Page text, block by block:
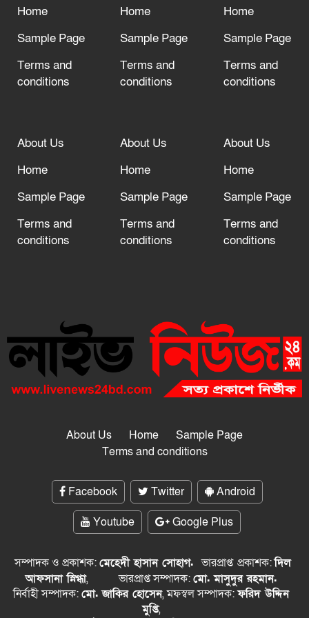
দরজা খোলা রেখেছেন
Home
Sample Page
Terms and
conditions
Home
Sample Page
Terms and
conditions
Home
Sample Page
Terms and
conditions
About Us
Home
Sample Page
Terms and
conditions
About Us
Home
Sample Page
Terms and
conditions
About Us
Home
Sample Page
Terms and
conditions
About Us Home
Sample Page
Terms and conditions
Facebook Twitter
Android
Youtube
Google Plus
সম্পাদক ও প্রকাশক:মেহেদী হাসান সোহাগ.ভারপ্রাপ্ত প্রকাশক:দিল
আফসানা স্নিগ্ধা, ভারপ্রাপ্ত সম্পাদক:মো. মাসুদুর রহমান.
নির্বাহী সম্পাদক:মো. জাকির হোসেন, মফস্বল সম্পাদক:ফরিদ উদ্দিন
মুপ্তি,